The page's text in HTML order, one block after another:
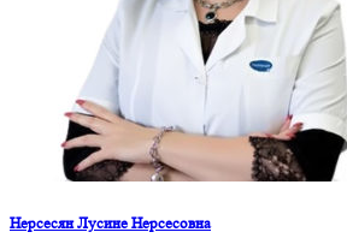
Нерсесян Лусине Нерсесовна